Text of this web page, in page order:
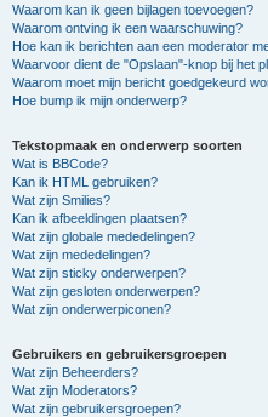
Waarom kan ik geen bijlagen toevoegen?
Waarom ontving ik een waarschuwing?
Hoe kan ik berichten aan een moderator
Waarvoor dient de "Opslaan"-knop bij het
Waarom moet mijn bericht goedgekeurd
Hoe bump ik mijn onderwerp?
Tekstopmaak en onderwerp soorten
Wat is BBCode?
Kan ik HTML gebruiken?
Wat zijn Smilies?
Kan ik afbeeldingen plaatsen?
Wat zijn globale mededelingen?
Wat zijn mededelingen?
Wat zijn sticky onderwerpen?
Wat zijn gesloten onderwerpen?
Wat zijn onderwerpiconen?
Gebruikers en gebruikersgroepen
Wat zijn Beheerders?
Wat zijn Moderators?
Wat zijn gebruikersgroepen?